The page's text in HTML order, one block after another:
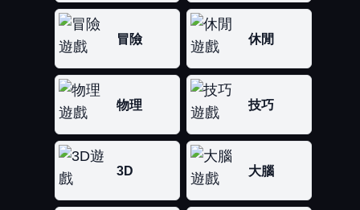
冒險 休閒
物理 技巧
3D 大腦